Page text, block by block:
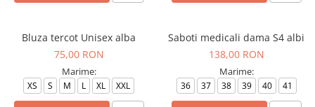
Bluza tercot Unisex alba
75,00 RON
Marime:
XS S M L XL XXL
Saboti medicali dama S4 albi
138,00 RON
Marime:
36 37 38 39 40 41